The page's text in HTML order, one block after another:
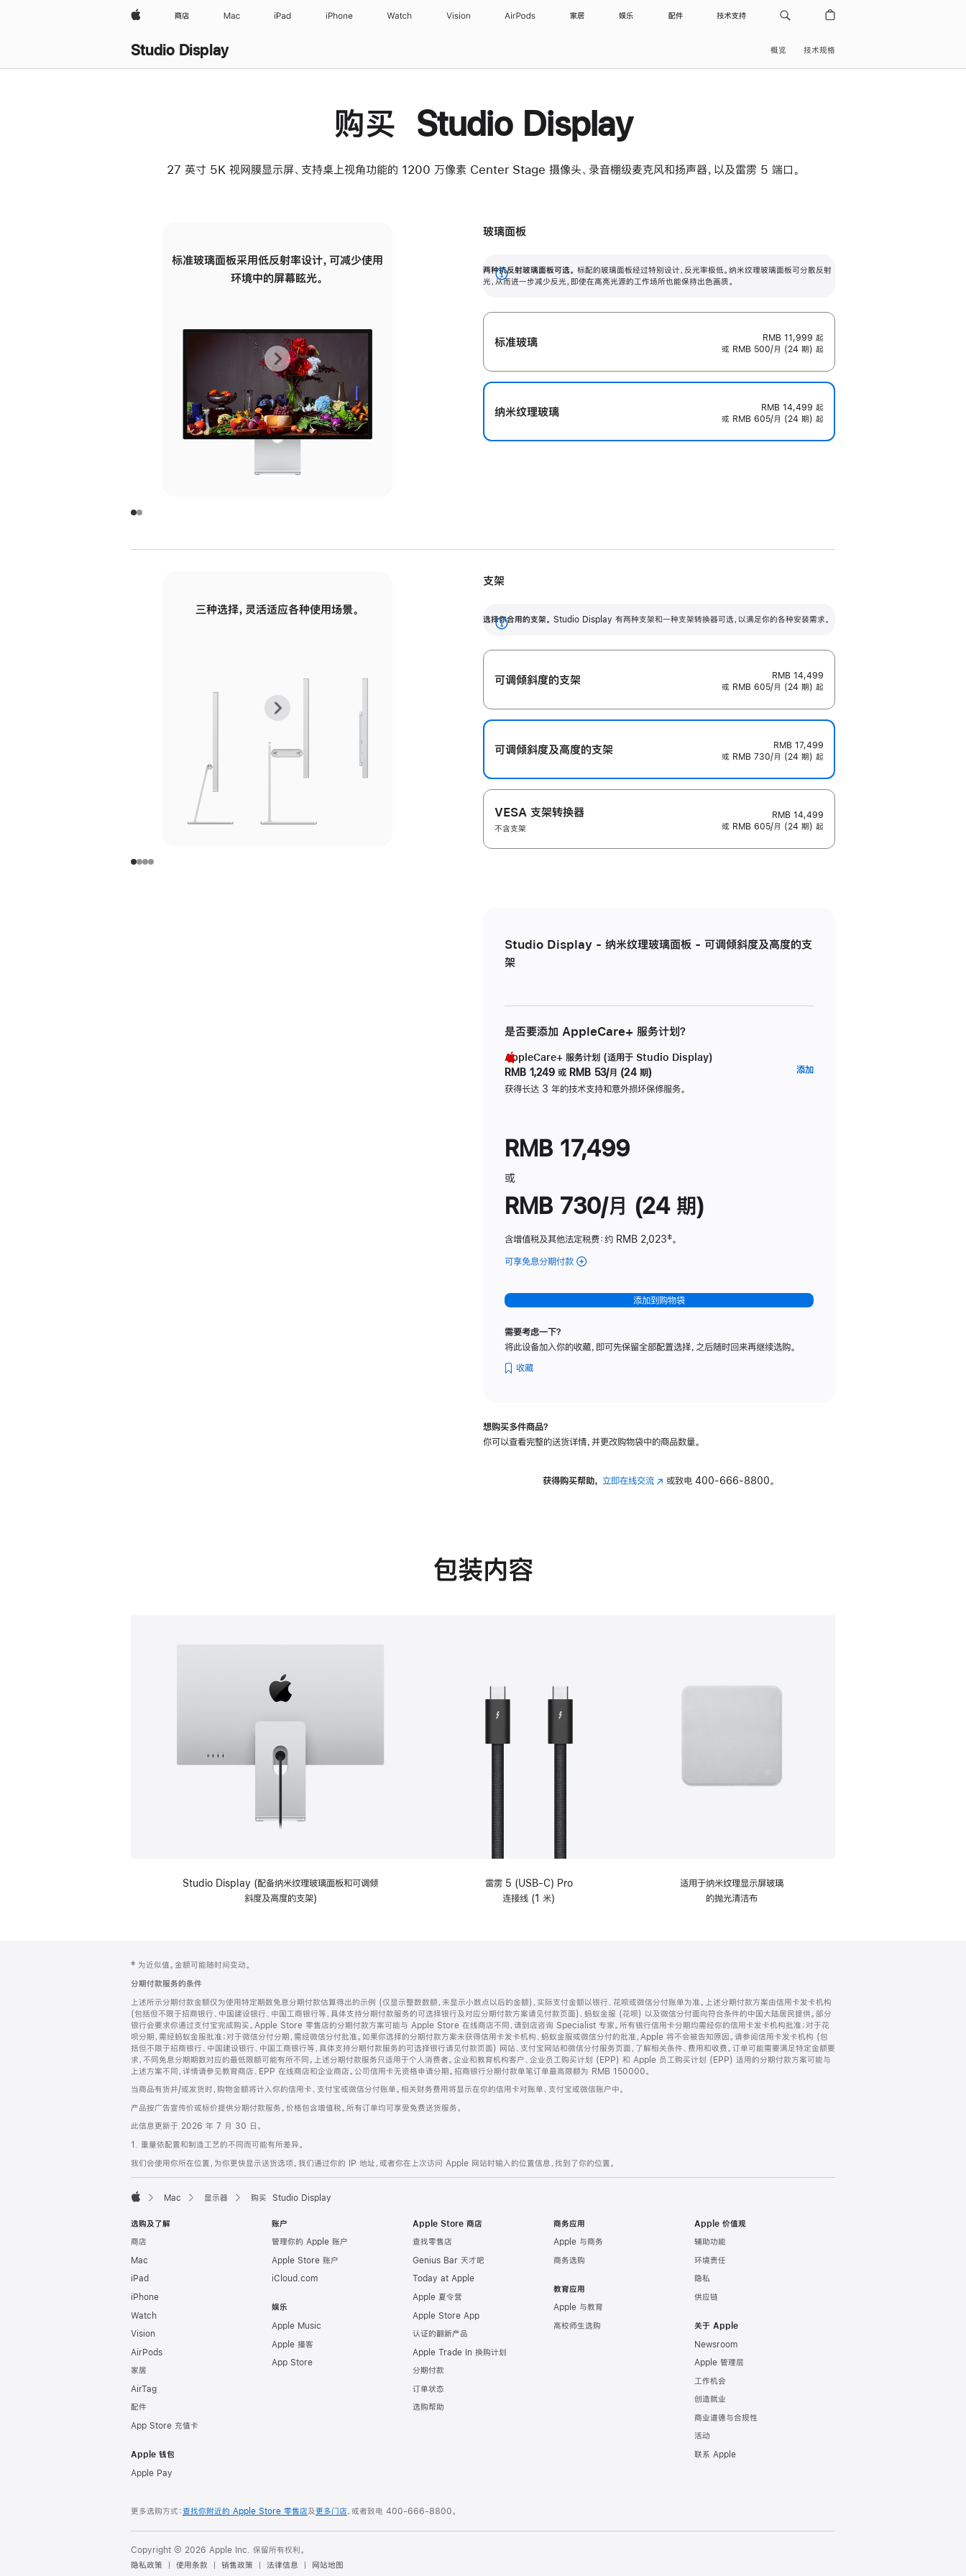
Apple 商店 Mac iPad iPhone Watch Vision AirPods 家居 娱乐 配件 技术支持
Studio Display 概览 技术规格
购买 Studio Display
27 英寸 5K 视网膜显示屏、支持桌上视角功能的 1200 万像素 Center Stage 摄像头、录音棚级麦克风和扬声器，以及雷雳 5 端口。
标准玻璃面板采用低反射率设计，可减少使用
环境中的屏幕眩光。
有高亮光源的场所使用，也能保持出色画质。
上
一
张
图
面
下
一
张
图
面
玻璃面板
两种抗反射玻璃面板可选。 标配的玻璃面板经过特别设计，反光率极低。纳米纹理玻璃面板可分散反射
光，从而进一步减少反光，即使在高亮光源的工作场所也能保持出色画质。
展
标准玻璃 RMB 11,999 起
或 RMB 500/月 (24 期) 起
纳米纹理玻璃 RMB 14,499 起
或 RMB 605/月 (24 期) 起
三种选择，灵活适应各种使用场景。
调节范围。
毫米的高度调节范围。
上
张
下
张
支架
选择你合用的支架。 Studio Display 有两种支架和一种支架转换器可选，以满足你的各种安装需求。
展
开
可调倾斜度的支架
RMB 14,499
或 RMB 605/月 (24 期) 起
可调倾斜度及高‍度的支‍架
RMB 17,499
或 RMB 730/月 (24 期) 起
VESA 支架转换器
不含支架
RMB 14,499
或 RMB 605/月 (24 期) 起
Studio Display - 纳米纹理玻璃面板 - 可调倾斜度及高度的支
架
是否要添加 AppleCare+ 服务计划？
AppleCare+ 服务计划 (适用于 Studio Display)
RMB 1,249 或 RMB 53/月 (24 期)
获得长达 3 年的技术支持和意外损坏保修服务。
添加
RMB 17,499
或
RMB 730/月 (24 期)
含增值税及其他法定税费：约 RMB 2,023脚
‡。
可享免息分期付款 (Studio
-
纳
理
可
斜
添加到购物袋
需要考虑一下？
将此设备加入你的收藏，即可先保留全部配置选择，之后随时回来再继续选购。
收藏
想购买多件商品？
你可以查看完整的送货详情，并更改购物袋中的商品数量。
获得购买帮助， 立即在线交流(在 或致电400-666-8800。
包装内容
Studio Display (配备纳米纹理玻璃面板和可调倾
斜度及高度的支架)
雷雳 5 (USB-C) Pro
连接线 (1 米)
适用于纳米纹理显示屏玻璃
的抛光清洁布
页
脚
注
‡ 为近似值。金额可能随时间变动。
分期付款服务的条件
上述所示分期付款金额仅为使用特定期数免息分期付款估算得出的示例 (仅显示整数数额，未显示小数点以后的金额)，实际支付金额以银行、花呗或微信分付账单为准。上述分期付款方案由信用卡发卡机构
(包括但不限于招商银行、中国建设银行、中国工商银行等，具体支持分期付款服务的可选择银行及对应分期付款方案请见付款页面)、蚂蚁金服 (花呗) 以及微信分付面向符合条件的中国大陆居民提供。部分
银行会要求你通过支付宝完成购买。Apple Store 零售店的分期付款方案可能与 Apple Store 在线商店不同，请到店咨询 Specialist 专家。所有银行信用卡分期均需经你的信用卡发卡机构批准；对于花
呗分期，需经蚂蚁金服批准；对于微信分付分期，需经微信分付批准。如果你选择的分期付款方案未获得信用卡发卡机构、蚂蚁金服或微信分付的批准，Apple 将不会被告知原因。请参阅信用卡发卡机构 (包
括但不限于招商银行、中国建设银行、中国工商银行等，具体支持分期付款服务的可选择银行请见付款页面) 网站、支付宝网站和微信分付服务页面，了解相关条件、费用和收费。订单可能需要满足特定金额要
求，不同免息分期期数对应的最低限额可能有所不同。上述分期付款服务只适用于个人消费者。企业和教育机构客户、企业员工购买计划 (EPP) 和 Apple 员工购买计划 (EPP) 适用的分期付款方案可能与
上述方案不同，详情请参见教育商店、EPP 在线商店和企业商店。公司信用卡无资格申请分期。招商银行分期付款单笔订单最高限额为 RMB 150000。
当商品有货并/或发货时，购物金额将计入你的信用卡、支付宝或微信分付账单。相关财务费用将显示在你的信用卡对账单、支付宝或微信账户中。
产品按广告宣传价或标价提供分期付款服务。价格包含增值税。所有订单均可享受免费送货服务。
此信息更新于 2026 年 7 月 30 日。
1. 重量依配置和制造工艺的不同而可能有所差异。
我们会使用你所在位置，为你更快显示送货选项。我们通过你的 IP 地址，或者你在上次访问 Apple 网站时输入的位置信息，找到了你的位置。
Mac 显示器 购买 Studio Display
选购及了解
商店
Mac
iPad
iPhone
Watch
Vision
AirPods
家居
AirTag
配件
App Store 充值卡
Apple 钱包
Apple Pay
账户
管理你的 Apple 账户
Apple Store 账户
iCloud.com
娱乐
Apple Music
Apple 播客
App Store
Apple Store 商店
查找零售店
Genius Bar 天才吧
Today at Apple
Apple 夏令营
Apple Store App
认证的翻新产品
Apple Trade In 换购计划
分期付款
订单状态
选购帮助
商务应用
Apple 与商务
商务选购
教育应用
Apple 与教育
高校师生选购
Apple 价值观
辅助功能
环境责任
隐私
供应链
关于 Apple
Newsroom
Apple 管理层
工作机会
创造就业
商业道德与合规性
活动
联系 Apple
更多选购方式：查找你附近的 Apple Store 零售店及更多门店，或者致电 400-666-8800。
Copyright © 2026 Apple Inc. 保留所有权利。
隐私政策
使用条款 销售政策 法律信息 网站地图